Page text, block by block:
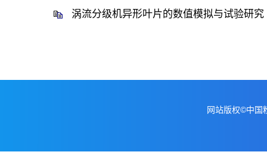
涡流分级机异形叶片的数值模拟与试验研究
网站版权©中国